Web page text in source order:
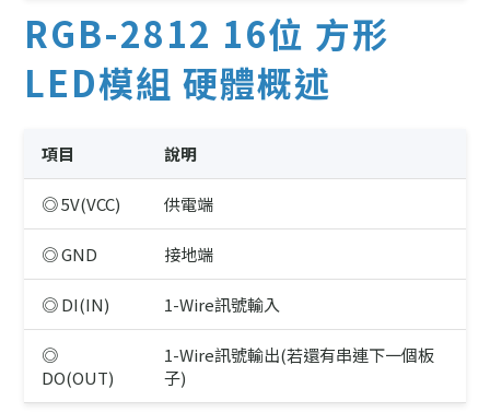
RGB-2812 16位 方形
LED模組 硬體概述
項目 說明
◎ 5V(VCC) 供電端
◎ GND 接地端
◎ DI(IN) 1-Wire訊號輸入
◎
DO(OUT)
1-Wire訊號輸出(若還有串連下一個板
子)